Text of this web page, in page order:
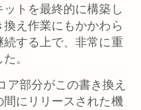
トを最終的に構築し
え作業にもかかわら
する上で、非常に重
。
ア部分がこの書き換え
にリリースされた機